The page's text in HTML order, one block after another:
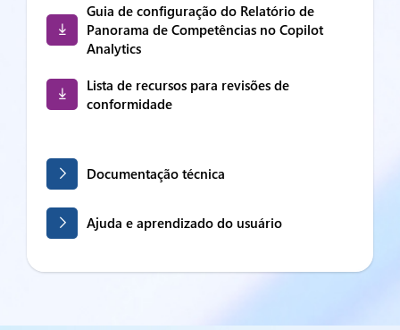
Guia de configuração do Relatório de
Panorama de Competências no Copilot
Analytics
Lista de recursos para revisões de
conformidade
Documentação técnica
Ajuda e aprendizado do usuário